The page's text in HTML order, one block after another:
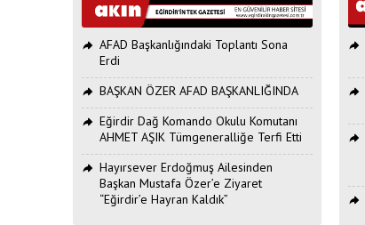
AFAD Başkanlığındaki Toplantı Sona
Erdi
BAŞKAN ÖZER AFAD BAŞKANLIĞINDA
Eğirdir Dağ Komando Okulu Komutanı
AHMET AŞIK Tümgeneralliğe Terfi Etti
Hayırsever Erdoğmuş Ailesinden
Başkan Mustafa Özer’e Ziyaret
“Eğirdir’e Hayran Kaldık”